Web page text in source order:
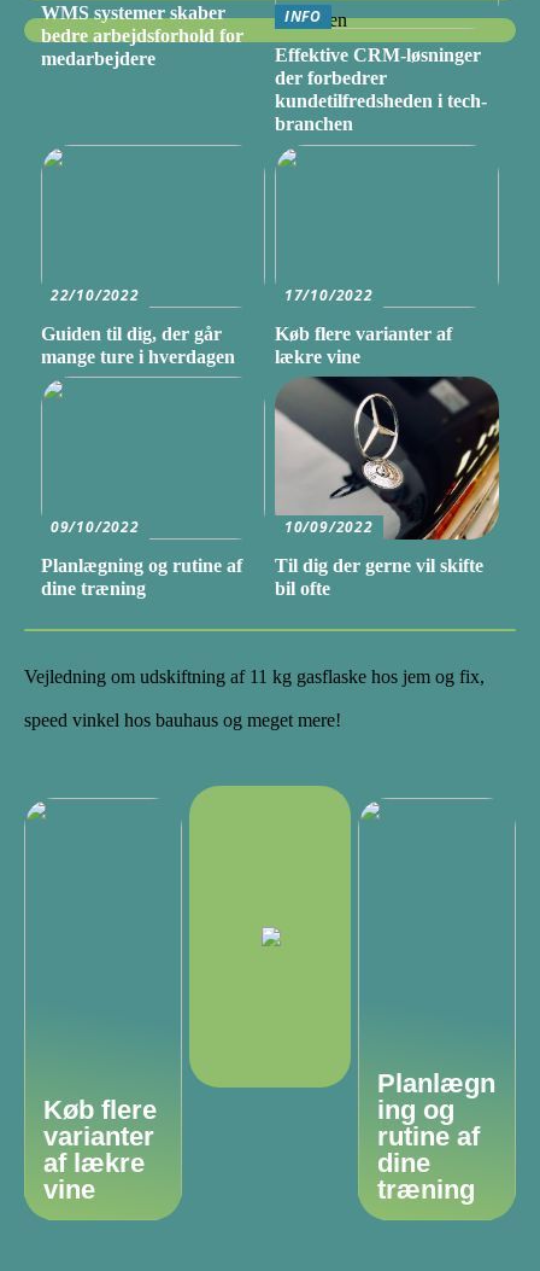
WMS systemer skaber
bedre arbejdsforhold for
medarbejdere
INFO
Effektive CRM-løsninger
der forbedrer
kundetilfredsheden i tech-
branchen
22/10/2022
Guiden til dig, der går
mange ture i hverdagen
17/10/2022
Køb flere varianter af
lækre vine
09/10/2022
Planlægning og rutine af
dine træning
10/09/2022
Til dig der gerne vil skifte
bil ofte
Vejledning om udskiftning af 11 kg gasflaske hos jem og fix,
speed vinkel hos bauhaus og meget mere!
Køb flere
varianter
af lækre
vine
Planlægn
ing og
rutine af
dine
træning